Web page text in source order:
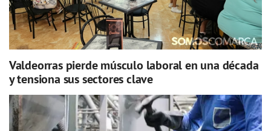
Valdeorras pierde músculo laboral en una década
y tensiona sus sectores clave